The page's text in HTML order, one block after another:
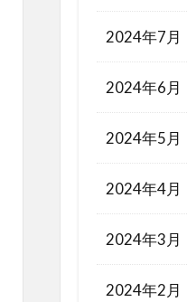
2024年7月
2024年6月
2024年5月
2024年4月
2024年3月
2024年2月